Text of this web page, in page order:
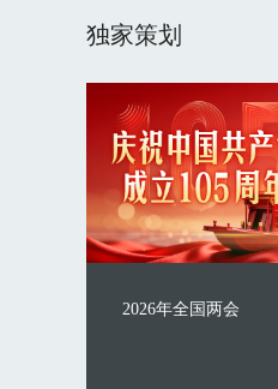
独家策划
2026年全国两会